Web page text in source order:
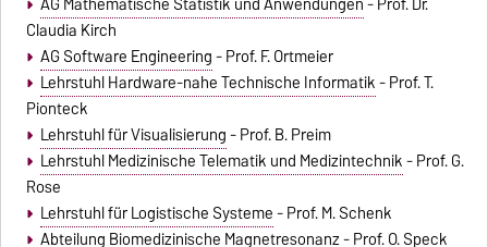
Claudia Kirch
AG Software Engineering- Prof. F. Ortmeier
Lehrstuhl Hardware-nahe Technische Informatik- Prof. T.
Pionteck
Lehrstuhl für Visualisierung- Prof. B. Preim
Lehrstuhl Medizinische Telematik und Medizintechnik- Prof. G.
Rose
Lehrstuhl für Logistische Systeme- Prof. M. Schenk
Abteilung Biomedizinische Magnetresonanz- Prof. O. Speck